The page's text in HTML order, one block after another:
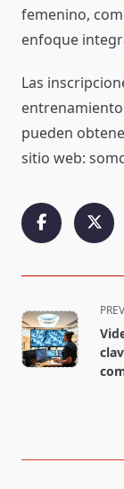
femenino,
enfoque
Las
pueden
sitio web:
<span
class="nav-
subtitle
screen-